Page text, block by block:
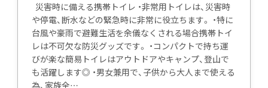
災害時に備える携帯トイレ ・非常用トイレは、災害時
や停電、断水などの緊急時に非常に役立ちます。 ・特に
台風や豪雨で避難生活を余儀なくされる場合携帯トイ
レは不可欠な防災グッズです。 ・コンパクトで持ち運
びが楽な簡易トイレはアウトドアやキャンプ、登山で
も活躍します◎ ・男女兼用で、子供から大人まで使える
為、家族全…